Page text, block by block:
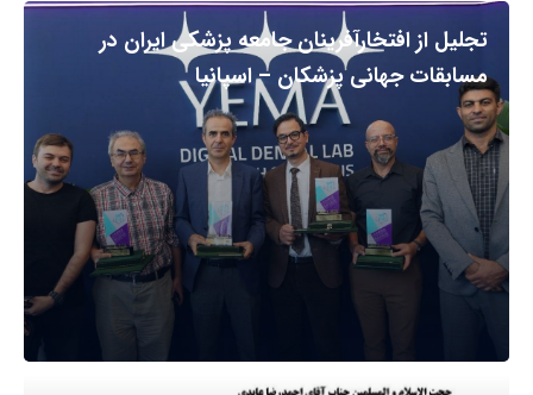
تجلیل از افتخارآفرینان جامعه پزشکی ایران در
مسابقات جهانی پزشکان – اسپانیا